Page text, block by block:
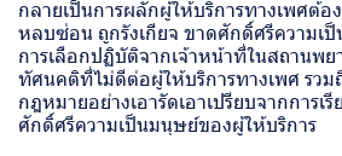
กลายเป็นการผลักผู้ให้บริการทางเพศต้อ
หลบซ่อน ถูกรังเกียจ ขาดศักดิ์ศรีความเ
การเลือกปฏิบัติจากเจ้าหน้าที่ในสถานพย
ทัศนคติที่ไม่ดีต่อผู้ให้บริการทางเพศ รวม
กฎหมายอย่างเอารัดเอาเปรียบจากการเ
ศักดิ์ศรีความเป็นมนุษย์ของผู้ให้บริการ